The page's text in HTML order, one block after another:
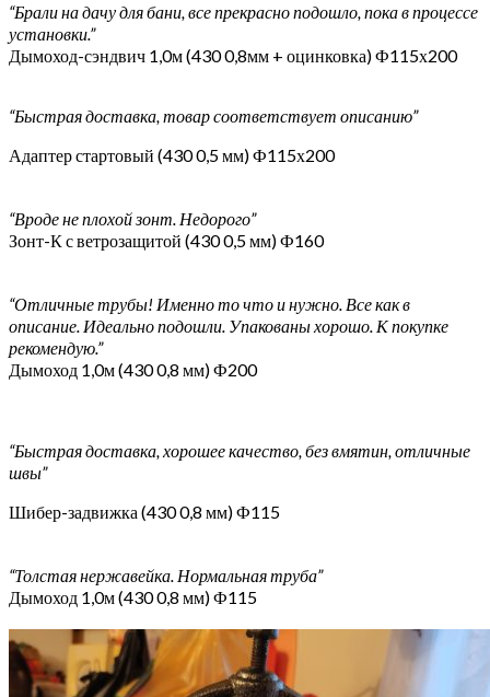
“Брали на дачу для бани, все прекрасно подошло, пока в процессе
установки.”
Дымоход-сэндвич 1,0м (430 0,8мм + оцинковка) Ф115х200
“Быстрая доставка, товар соответствует описанию”
Адаптер стартовый (430 0,5 мм) Ф115х200
“Вроде не плохой зонт. Недорого”
Зонт-К с ветрозащитой (430 0,5 мм) Ф160
“Отличные трубы! Именно то что и нужно. Все как в
описание. Идеально подошли. Упакованы хорошо. К покупке
рекомендую.”
Дымоход 1,0м (430 0,8 мм) Ф200
“Быстрая доставка, хорошее качество, без вмятин, отличные
швы”
Шибер-задвижка (430 0,8 мм) Ф115
“Толстая нержавейка. Нормальная труба”
Дымоход 1,0м (430 0,8 мм) Ф115